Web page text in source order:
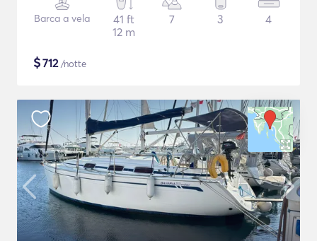
Barca a vela
41 ft
12 m
7 3 4
$712/notte